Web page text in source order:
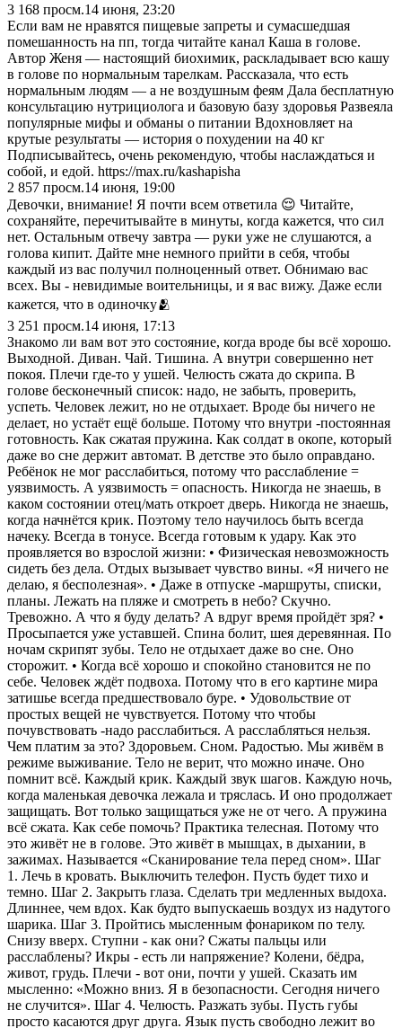
3 168 просм.14 июня, 23:20
Если вам не нравятся пищевые запреты и сумасшедшая
помешанность на пп, тогда читайте канал Каша в голове.
Автор Женя — настоящий биохимик, раскладывает всю кашу
в голове по нормальным тарелкам. Рассказала, что есть
нормальным людям — а не воздушным феям Дала бесплатную
консультацию нутрициолога и базовую базу здоровья Развеяла
популярные мифы и обманы о питании Вдохновляет на
крутые результаты — история о похудении на 40 кг
Подписывайтесь, очень рекомендую, чтобы наслаждаться и
собой, и едой. https://max.ru/kashapisha
2 857 просм.14 июня, 19:00
Девочки, внимание! Я почти всем ответила 😌 Читайте,
сохраняйте, перечитывайте в минуты, когда кажется, что сил
нет. Остальным отвечу завтра — руки уже не слушаются, а
голова кипит. Дайте мне немного прийти в себя, чтобы
каждый из вас получил полноценный ответ. Обнимаю вас
всех. Вы - невидимые воительницы, и я вас вижу. Даже если
кажется, что в одиночку🫂
3 251 просм.14 июня, 17:13
Знакомо ли вам вот это состояние, когда вроде бы всё хорошо.
Выходной. Диван. Чай. Тишина. А внутри совершенно нет
покоя. Плечи где-то у ушей. Челюсть сжата до скрипа. В
голове бесконечный список: надо, не забыть, проверить,
успеть. Человек лежит, но не отдыхает. Вроде бы ничего не
делает, но устаёт ещё больше. Потому что внутри -постоянная
готовность. Как сжатая пружина. Как солдат в окопе, который
даже во сне держит автомат. В детстве это было оправдано.
Ребёнок не мог расслабиться, потому что расслабление =
уязвимость. А уязвимость = опасность. Никогда не знаешь, в
каком состоянии отец/мать откроет дверь. Никогда не знаешь,
когда начнётся крик. Поэтому тело научилось быть всегда
начеку. Всегда в тонусе. Всегда готовым к удару. Как это
проявляется во взрослой жизни: • Физическая невозможность
сидеть без дела. Отдых вызывает чувство вины. «Я ничего не
делаю, я бесполезная». • Даже в отпуске -маршруты, списки,
планы. Лежать на пляже и смотреть в небо? Скучно.
Тревожно. А что я буду делать? А вдруг время пройдёт зря? •
Просыпается уже уставшей. Спина болит, шея деревянная. По
ночам скрипят зубы. Тело не отдыхает даже во сне. Оно
сторожит. • Когда всё хорошо и спокойно становится не по
себе. Человек ждёт подвоха. Потому что в его картине мира
затишье всегда предшествовало буре. • Удовольствие от
простых вещей не чувствуется. Потому что чтобы
почувствовать -надо расслабиться. А расслабляться нельзя.
Чем платим за это? Здоровьем. Сном. Радостью. Мы живём в
режиме выживание. Тело не верит, что можно иначе. Оно
помнит всё. Каждый крик. Каждый звук шагов. Каждую ночь,
когда маленькая девочка лежала и тряслась. И оно продолжает
защищать. Вот только защищаться уже не от чего. А пружина
всё сжата. Как себе помочь? Практика телесная. Потому что
это живёт не в голове. Это живёт в мышцах, в дыхании, в
зажимах. Называется «Сканирование тела перед сном». Шаг
1. Лечь в кровать. Выключить телефон. Пусть будет тихо и
темно. Шаг 2. Закрыть глаза. Сделать три медленных выдоха.
Длиннее, чем вдох. Как будто выпускаешь воздух из надутого
шарика. Шаг 3. Пройтись мысленным фонариком по телу.
Снизу вверх. Ступни - как они? Сжаты пальцы или
расслаблены? Икры - есть ли напряжение? Колени, бёдра,
живот, грудь. Плечи - вот они, почти у ушей. Сказать им
мысленно: «Можно вниз. Я в безопасности. Сегодня ничего
не случится». Шаг 4. Челюсть. Разжать зубы. Пусть губы
просто касаются друг друга. Язык пусть свободно лежит во